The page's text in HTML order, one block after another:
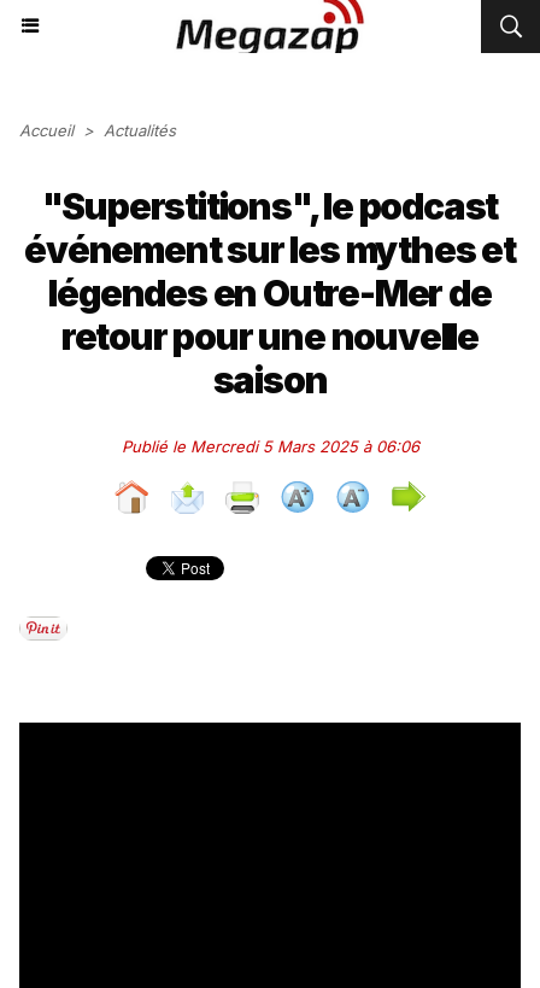
Accueil > Actualités
"Superstitions", le podcast
événement sur les mythes et
légendes en Outre-Mer de
retour pour une nouvelle
saison
Publié le Mercredi 5 Mars 2025 à 06:06